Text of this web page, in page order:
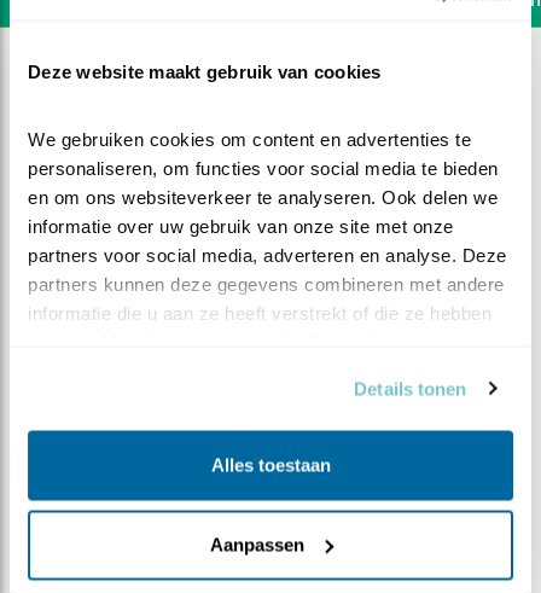
Deze website maakt gebruik van cookies
We gebruiken cookies om content en advertenties te
personaliseren, om functies voor social media te bieden
en om ons websiteverkeer te analyseren. Ook delen we
informatie over uw gebruik van onze site met onze
partners voor social media, adverteren en analyse. Deze
partners kunnen deze gegevens combineren met andere
informatie die u aan ze heeft verstrekt of die ze hebben
Details tonen
Alles toestaan
Aanpassen
Wat je van ver haalt..
Lisa | Geplaatst op 25 mei 2021, 19:10 |
Bewaar dit filmpje|
675x